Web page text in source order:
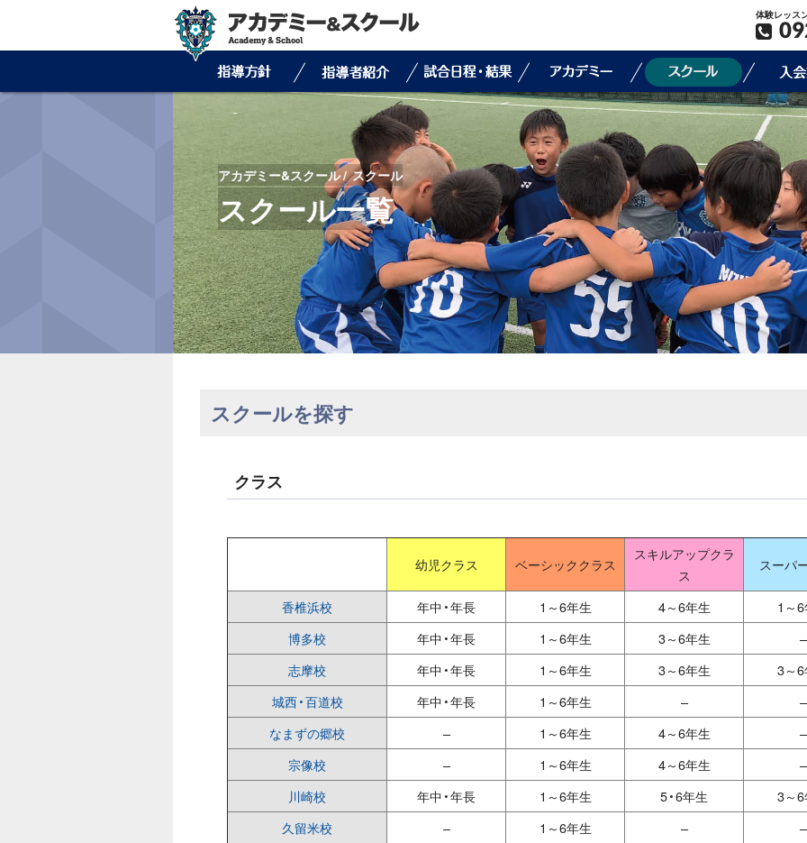
アカデミー&スクール スクール
スクール一覧
体験レッス
スクールを探す
クラス
幼児クラス ベーシッククラス
スキルアップクラ
ス
スーパ
香椎浜校
年中・年長 1～6年生 4～6年生 1～
博多校
年中・年長 1～6年生 3～6年生 –
志摩校
年中・年長 1～6年生 3～6年生 3～
城西・百道校
年中・年長 1～6年生 – –
なまずの郷校
– 1～6年生 4～6年生 –
宗像校
– 1～6年生 4～6年生 –
川崎校
年中・年長 1～6年生 5・6年生 3～
久留米校
– 1～6年生 – –